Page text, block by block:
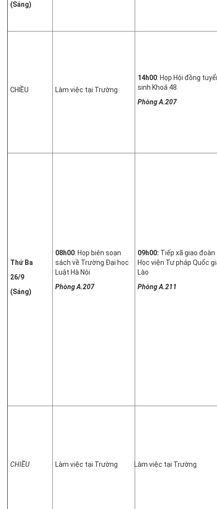
(Sáng)
CHIỀU Làm việc tại Trường
14h00: Họp Hội đồng
sinh Khoá 48.
Phòng A.207
Thứ Ba
26/9
(Sáng)
08h00: Họp biên soạn
sách về Trường Đại học
Luật Hà Nội
Phòng A.207
09h00: Tiếp xã giao đoàn
Học viện Tư pháp Quốc
Lào
Phòng A.211
CHIỀU Làm việc tại Trường Làm việc tại Trường